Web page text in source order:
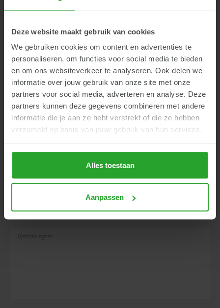
Deze website maakt gebruik van cookies
We gebruiken cookies om content en advertenties te
personaliseren, om functies voor social media te bieden
en om ons websiteverkeer te analyseren. Ook delen we
informatie over jouw gebruik van onze site met onze
partners voor social media, adverteren en analyse. Deze
partners kunnen deze gegevens combineren met andere
informatie die je aan ze hebt verstrekt of die ze hebben
verzameld op basis van jouw gebruik van hun services.
Alles toestaan
Aanpassen
Meer informatie?
Voornaam*
Achternaam *
Opmerkingen *